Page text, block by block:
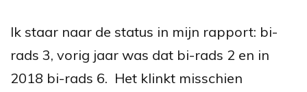
Ik staar naar de status in mijn rapport: bi-
rads 3, vorig jaar was dat bi-rads 2 en in
2018 bi-rads 6. Het klinkt misschien